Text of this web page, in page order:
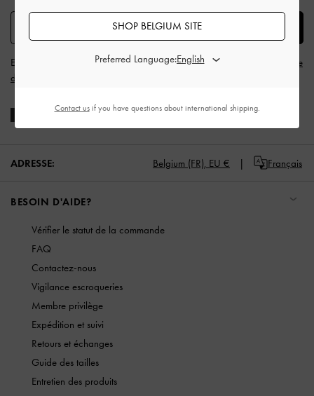
En vous inscrivant, vous acceptezles conditions générales
la politique
de confidentialité
ADRESSE: Belgium (FR), EU € Français
BESOIN D'AIDE?
Vérifier le statut de la commande
FAQ
Contactez-nous
Vigilance escroqueries
Membre privilège
Expédition et suivi
Retours et échanges
Guide des tailles
Entretien des produits
SHOP BELGIUM SITE
Preferred Language:
Contact usif you have questions about international shipping.